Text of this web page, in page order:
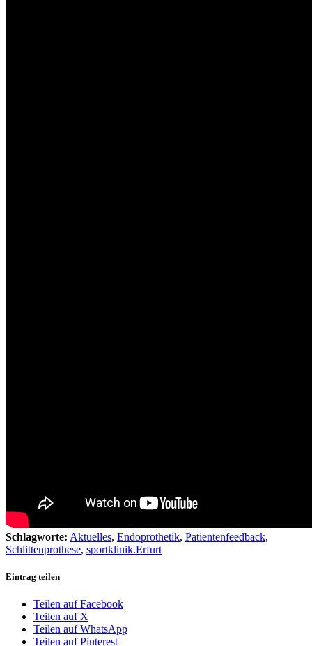
Schlagworte: Aktuelles, Endoprothetik, Patientenfeedback,
Schlittenprothese, sportklinik.Erfurt
Eintrag teilen
Teilen auf Facebook
Teilen auf X
Teilen auf WhatsApp
Teilen auf Pinterest